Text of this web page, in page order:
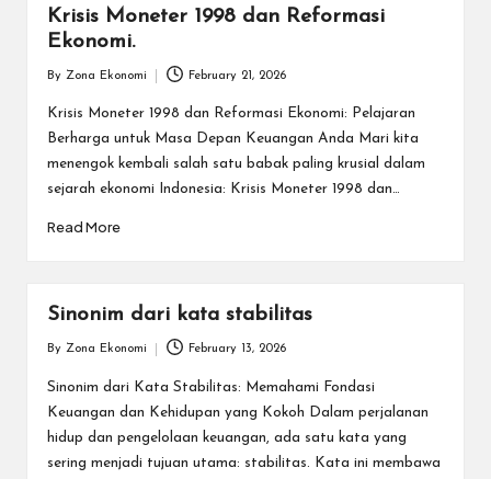
Krisis Moneter 1998 dan Reformasi
Ekonomi.
Posted
by
By Zona Ekonomi February 21, 2026
Krisis Moneter 1998 dan Reformasi Ekonomi: Pelajaran
Berharga untuk Masa Depan Keuangan Anda Mari kita
menengok kembali salah satu babak paling krusial dalam
sejarah ekonomi Indonesia: Krisis Moneter 1998 dan…
Read More
Sinonim dari kata stabilitas
by
By Zona Ekonomi February 13, 2026
Sinonim dari Kata Stabilitas: Memahami Fondasi
Keuangan dan Kehidupan yang Kokoh Dalam perjalanan
hidup dan pengelolaan keuangan, ada satu kata yang
sering menjadi tujuan utama: stabilitas. Kata ini membawa